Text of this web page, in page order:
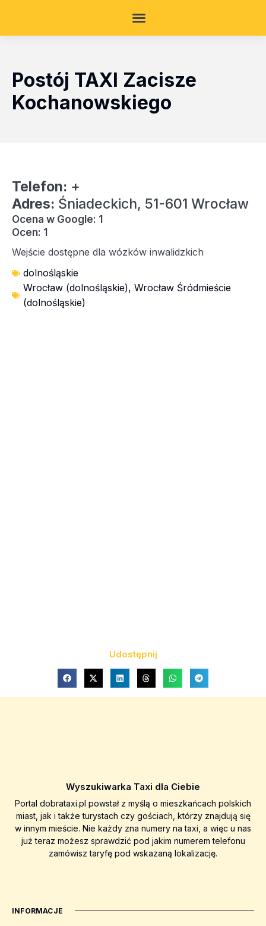
Postój TAXI Zacisze
Kochanowskiego
Telefon: +
Adres: Śniadeckich, 51-601 Wrocław
Ocena w Google: 1
Ocen: 1
Wejście dostępne dla wózków inwalidzkich
dolnośląskie
Wrocław (dolnośląskie), Wrocław Śródmieście
(dolnośląskie)
Udostępnij
Wyszukiwarka Taxi dla Ciebie
Portal dobrataxi.pl powstał z myślą o mieszkańcach polskich
miast, jak i także turystach czy gościach, którzy znajdują się
w innym mieście. Nie każdy zna numery na taxi, a więc u nas
już teraz możesz sprawdzić pod jakim numerem telefonu
zamówisz taryfę pod wskazaną lokalizację.
INFORMACJE